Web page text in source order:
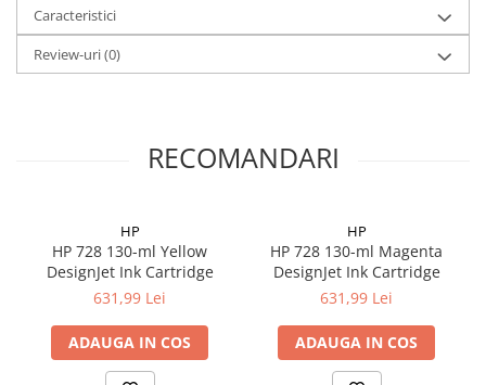
Caracteristici
Review-uri(0)
RECOMANDARI
HP
HP 728 130-ml Yellow
DesignJet Ink Cartridge
631,99 Lei
ADAUGA IN COS
HP
HP 728 130-ml Magenta
DesignJet Ink Cartridge
631,99 Lei
ADAUGA IN COS